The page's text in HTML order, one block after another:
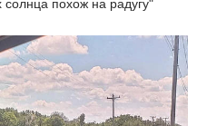
солнца похож на радугу"